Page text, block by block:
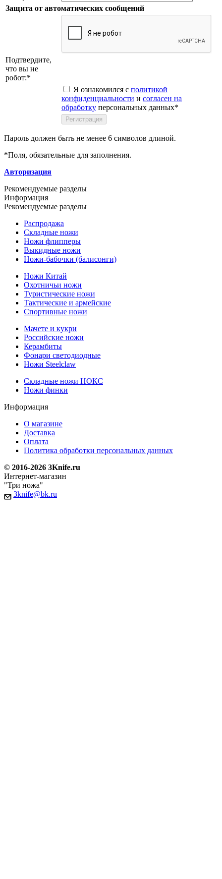
Защита от автоматических сообщений
Подтвердите,
что вы не
робот:*
Я ознакомился с политикой
конфиденциальности и согласен на
обработку персональных данных*
Пароль должен быть не менее 6 символов длиной.
*Поля, обязательные для заполнения.
Авторизация
Рекомендуемые разделы
Информация
Рекомендуемые разделы
Распродажа
Складные ножи
Ножи флипперы
Выкидные ножи
Ножи-бабочки (балисонги)
Ножи Китай
Охотничьи ножи
Туристические ножи
Тактические и армейские
Спортивные ножи
Мачете и кукри
Российские ножи
Керамбиты
Фонари светодиодные
Ножи Steelclaw
Складные ножи НОКС
Ножи финки
Информация
О магазине
Доставка
Оплата
Политика обработки персональных данных
© 2016-2026 3Knife.ru
Интернет-магазин
"Три ножа"
3knife@bk.ru